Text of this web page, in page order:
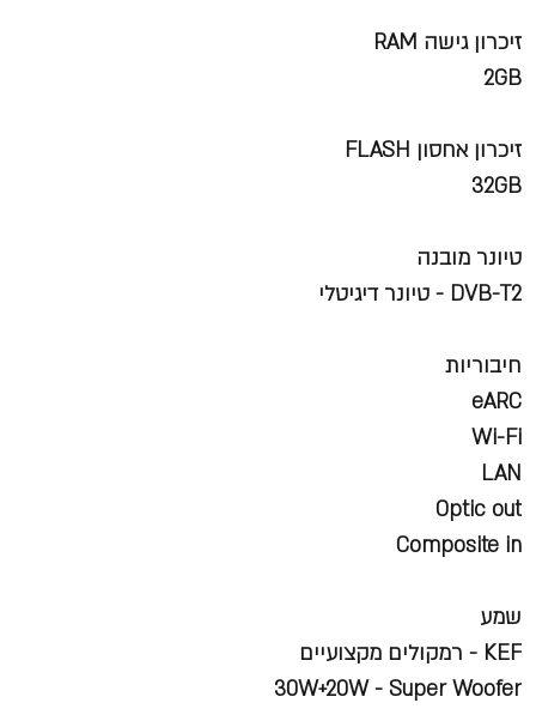
זיכרון גישה RAM
2GB
זיכרון אחסון FLASH
32GB
טיונר מובנה
DVB-T2 - טיונר דיגיטלי
חיבוריות
eARC
Wi-Fi
LAN
Optic out
Composite in
שמע
KEF - רמקולים מקצועיים
30W+20W - Super Woofer